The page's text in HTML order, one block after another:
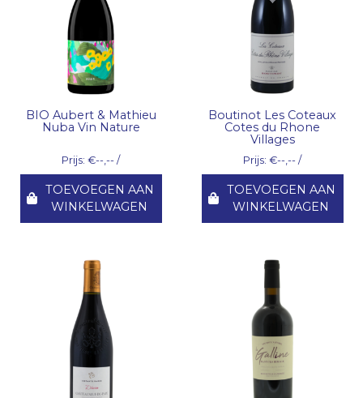
BIO Aubert & Mathieu
Nuba Vin Nature
Prijs: €--,-- /
TOEVOEGEN AAN
WINKELWAGEN
Boutinot Les Coteaux
Cotes du Rhone
Villages
Prijs: €--,-- /
TOEVOEGEN AAN
WINKELWAGEN